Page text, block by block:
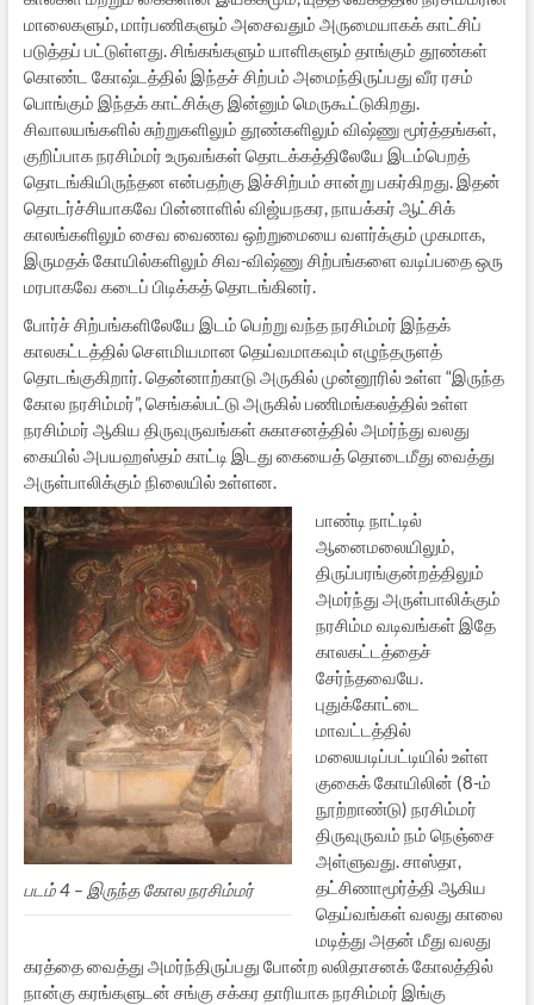
மாலைகளும், மார்பணிகளும் அசைவதும் அருமையாகக் காட்சிப்
படுத்தப் பட்டுள்ளது. சிங்கங்களும் யாளிகளும் தாங்கும் தூண்கள்
கொண்ட கோஷ்டத்தில் இந்தச் சிற்பம் அமைந்திருப்பது வீர ரசம்
பொங்கும் இந்தக் காட்சிக்கு இன்னும் மெருகூட்டுகிறது.
சிவாலயங்களில் சுற்றுகளிலும் தூண்களிலும் விஷ்ணு மூர்த்தங்கள்,
குறிப்பாக நரசிம்மர் உருவங்கள் தொடக்கத்திலேயே இடம்பெறத்
தொடங்கியிருந்தன என்பதற்கு இச்சிற்பம் சான்று பகர்கிறது. இதன்
தொடர்ச்சியாகவே பின்னாளில் விஜ்யநகர, நாயக்கர் ஆட்சிக்
காலங்களிலும் சைவ வைணவ ஒற்றுமையை வளர்க்கும் முகமாக,
இருமதக் கோயில்களிலும் சிவ-விஷ்ணு சிற்பங்களை வடிப்பதை ஒரு
மரபாகவே கடைப் பிடிக்கத் தொடங்கினர்.
போர்ச் சிற்பங்களிலேயே இடம் பெற்று வந்த நரசிம்மர் இந்தக்
காலகட்டத்தில் சௌமியமான தெய்வமாகவும் எழுந்தருளத்
தொடங்குகிறார். தென்னாற்காடு அருகில் முன்னூரில் உள்ள “இருந்த
கோல நரசிம்மர்”, செங்கல்பட்டு அருகில் பணிமங்கலத்தில் உள்ள
நரசிம்மர் ஆகிய திருவுருவங்கள் சுகாசனத்தில் அமர்ந்து வலது
கையில் அபயஹஸ்தம் காட்டி இடது கையைத் தொடைமீது வைத்து
அருள்பாலிக்கும் நிலையில் உள்ளன.
படம் 4 – இருந்த கோல நரசிம்மர்
பாண்டி நாட்டில்
ஆனைமலையிலும்,
திருப்பரங்குன்றத்திலும்
அமர்ந்து அருள்பாலிக்கும்
நரசிம்ம வடிவங்கள் இதே
காலகட்டத்தைச்
சேர்ந்தவையே.
புதுக்கோட்டை
மாவட்டத்தில்
மலையடிப்பட்டியில் உள்ள
குகைக் கோயிலின் (8-ம்
நூற்றாண்டு) நரசிம்மர்
திருவுருவம் நம் நெஞ்சை
அள்ளுவது. சாஸ்தா,
தட்சிணாமூர்த்தி ஆகிய
தெய்வங்கள் வலது காலை
மடித்து அதன் மீது வலது
கரத்தை வைத்து அமர்ந்திருப்பது போன்ற லலிதாசனக் கோலத்தில்
நான்கு கரங்களுடன் சங்கு சக்கர தாரியாக நரசிம்மர் இங்கு